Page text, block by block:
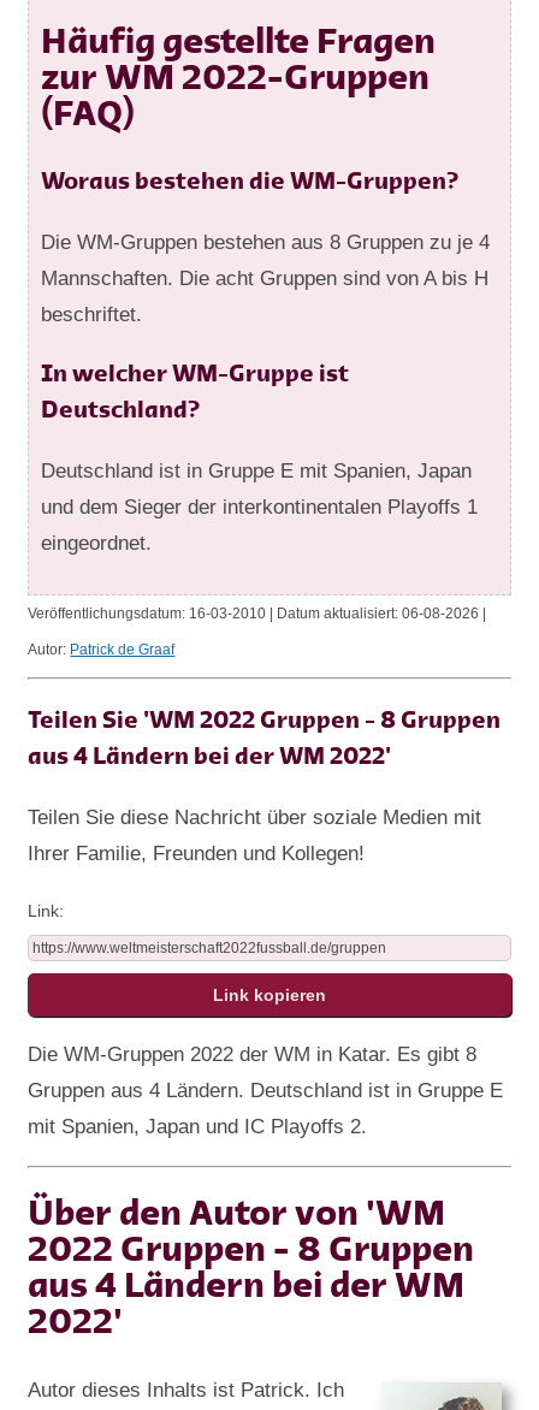
Häufig gestellte Fragen
zur WM 2022-Gruppen
(FAQ)
Woraus bestehen die WM-Gruppen?
Die WM-Gruppen bestehen aus 8 Gruppen zu je 4
Mannschaften. Die acht Gruppen sind von A bis H
beschriftet.
In welcher WM-Gruppe ist
Deutschland?
Deutschland ist in Gruppe E mit Spanien, Japan
und dem Sieger der interkontinentalen Playoffs 1
eingeordnet.
Veröffentlichungsdatum: 16-03-2010 | Datum aktualisiert:06-08-2026 |
Autor: Patrick de Graaf
Teilen Sie 'WM 2022 Gruppen - 8 Gruppen
aus 4 Ländern bei der WM 2022'
Teilen Sie diese Nachricht über soziale Medien mit
Ihrer Familie, Freunden und Kollegen!
Link:
Die WM-Gruppen 2022 der WM in Katar. Es gibt 8
Gruppen aus 4 Ländern. Deutschland ist in Gruppe E
mit Spanien, Japan und IC Playoffs 2.
Über den Autor von 'WM
2022 Gruppen - 8 Gruppen
aus 4 Ländern bei der WM
2022'
Autor dieses Inhalts ist Patrick. Ich